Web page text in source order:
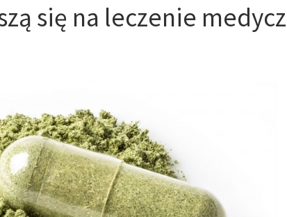
się na leczenie